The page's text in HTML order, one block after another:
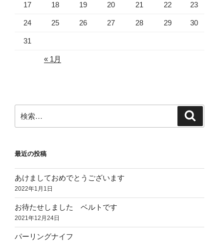
17 18 19 20 21 22 23
24 25 26 27 28 29 30
31
« 1月
索:
最近の投稿
あけましておめでとうございます
2022年1月1日
お待たせしました ベルトです
2021年12月24日
パーリングナイフ